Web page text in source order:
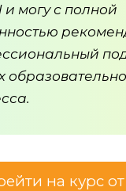
могу с полной
на курс